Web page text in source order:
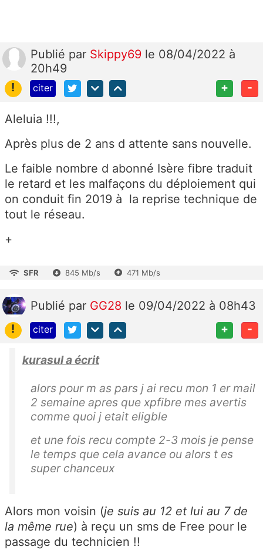
Publié par Skippy69 le 08/04/2022 à
20h49
!
citer + -
Aleluia !!!,
Après plus de 2 ans d attente sans nouvelle.
Le faible nombre d abonné Isère fibre traduit
le retard et les malfaçons du déploiement qui
on conduit fin 2019 à la reprise technique de
tout le réseau.
+
SFR 845 Mb/s 471 Mb/s
Publié par GG28 le 09/04/2022 à 08h43
!
citer + -
kurasul a écrit
alors pour m as pars j ai recu mon 1 er mail
2 semaine apres que xpfibre mes avertis
comme quoi j etait eligble
et une fois recu compte 2-3 mois je pense
le temps que cela avance ou alors t es
super chanceux
Alors mon voisin (je suis au 12 et lui au 7 de
la même rue) à reçu un sms de Free pour le
passage du technicien !!